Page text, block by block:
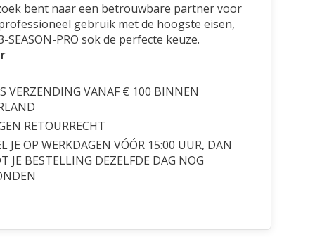
bent naar een betrouwbare partner voor
gebruik met de hoogste eisen,
SEASON-PRO sok de perfecte keuze.
VERZENDING VANAF € 100 BINNEN
RETOURRECHT
JE OP WERKDAGEN VÓÓR 15:00 UUR, DAN
JE BESTELLING DEZELFDE DAG NOG